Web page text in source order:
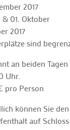
2017
01. Oktober
2017
sind
an beiden
Uhr.
pro Person
können Sie
auf